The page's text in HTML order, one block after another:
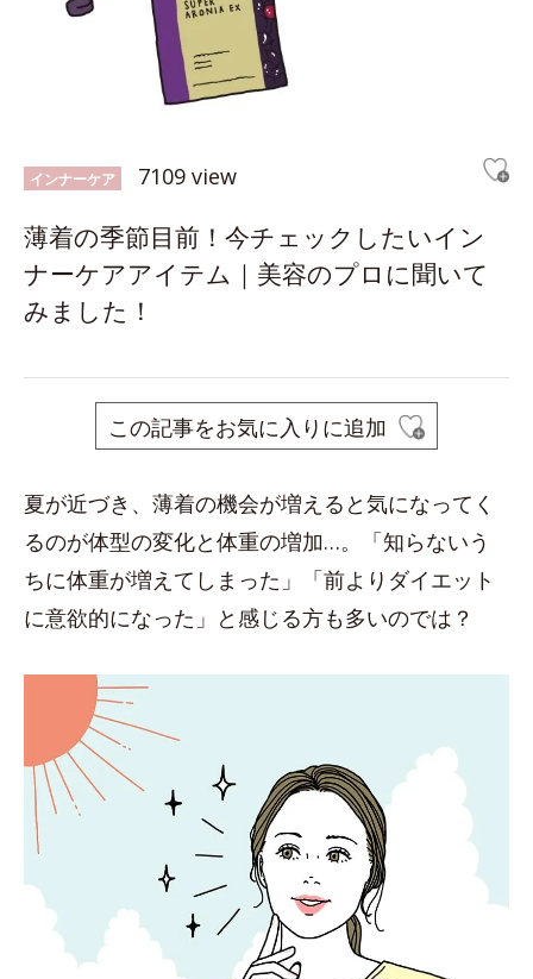
インナーケア 7109 view
薄着の季節目前！今チェックしたいイン
ナーケアアイテム｜美容のプロに聞いて
みました！
この記事をお気に入りに追加
夏が近づき、薄着の機会が増えると気になってく
るのが体型の変化と体重の増加…。「知らないう
ちに体重が増えてしまった」「前よりダイエット
に意欲的になった」と感じる方も多いのでは？